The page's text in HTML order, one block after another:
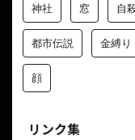
神社 窓 自
都市伝説 金縛り
顔
リンク集